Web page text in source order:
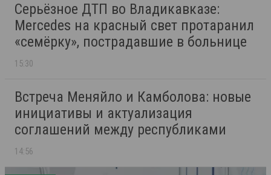
Серьёзное ДТП во Владикавказе:
Mercedes на красный свет протаранил
«семёрку», пострадавшие в больнице
15:30
Встреча Меняйло и Камболова: новые
инициативы и актуализация
соглашений между республиками
14:56